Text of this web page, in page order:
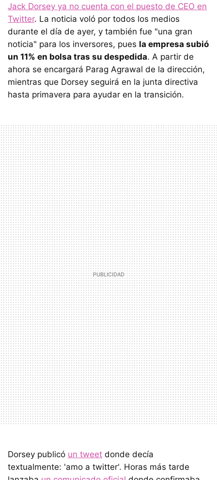
Jack Dorsey ya no cuenta con el puesto de CEO en
Twitter. La noticia voló por todos los medios
durante el día de ayer, y también fue "una gran
noticia" para los inversores, pues la empresa subió
un 11% en bolsa tras su despedida. A partir de
ahora se encargará Parag Agrawal de la dirección,
mientras que Dorsey seguirá en la junta directiva
hasta primavera para ayudar en la transición.
Dorsey publicó un tweet donde decía
textualmente: 'amo a twitter'. Horas más tarde